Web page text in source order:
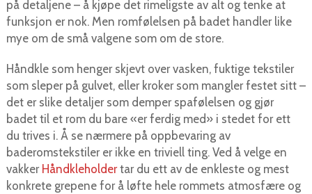
på detaljene – å kjøpe det rimeligste av alt og tenke at
funksjon er nok. Men romfølelsen på badet handler like
mye om de små valgene som om de store.
Håndkle som henger skjevt over vasken, fuktige tekstiler
som sleper på gulvet, eller kroker som mangler festet sitt –
det er slike detaljer som demper spafølelsen og gjør
badet til et rom du bare «er ferdig med» i stedet for ett
du trives i. Å se nærmere på oppbevaring av
baderomstekstiler er ikke en triviell ting. Ved å velge en
vakker Håndkleholdertar du ett av de enkleste og mest
konkrete grepene for å løfte hele rommets atmosfære og